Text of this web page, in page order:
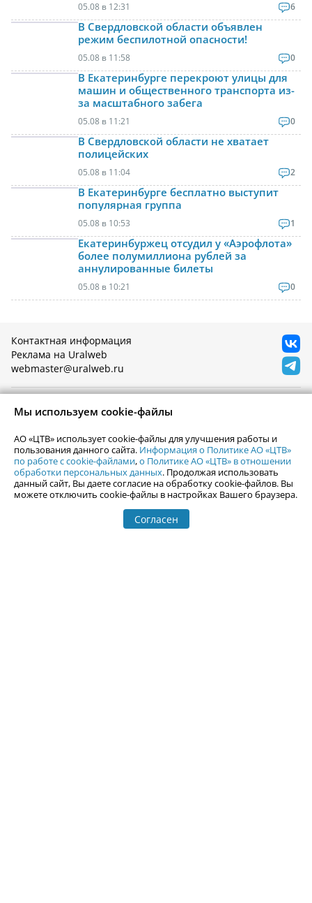
05.08 в 12:31 6
В Свердловской области объявлен
режим беспилотной опасности!
05.08 в 11:58 0
В Екатеринбурге перекроют улицы для
машин и общественного транспорта из-
за масштабного забега
05.08 в 11:21 0
В Свердловской области не хватает
полицейских
05.08 в 11:04 2
В Екатеринбурге бесплатно выступит
популярная группа
05.08 в 10:53 1
Екатеринбуржец отсудил у «Аэрофлота»
более полумиллиона рублей за
аннулированные билеты
05.08 в 10:21 0
Контактная информация
Реклама на Uralweb
webmaster@uralweb.ru
Новости Екатеринбурга
Погода в Екатеринбурге
Почта
Афиша
Телепрограмма
Гастроли
События Екатеринбурга
Гид по Екатеринбургу Туризм
Путешествия
Отдых на Урале
Мы используем cookie-файлы
АО «ЦТВ» использует cookie-файлы для улучшения работы и
пользования данного сайта. Информация о Политике АО «ЦТВ»
по работе с cookie-файлами,о Политике АО «ЦТВ» в отношении
обработки персональных данных. Продолжая использовать
данный сайт, Вы даете согласие на обработку cookie-файлов. Вы
можете отключить cookie-файлы в настройках Вашего браузера.
Согласен